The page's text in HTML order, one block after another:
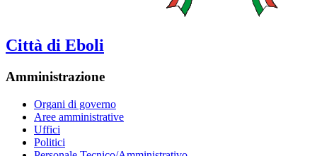
Città di Eboli
Amministrazione
Organi di governo
Aree amministrative
Uffici
Politici